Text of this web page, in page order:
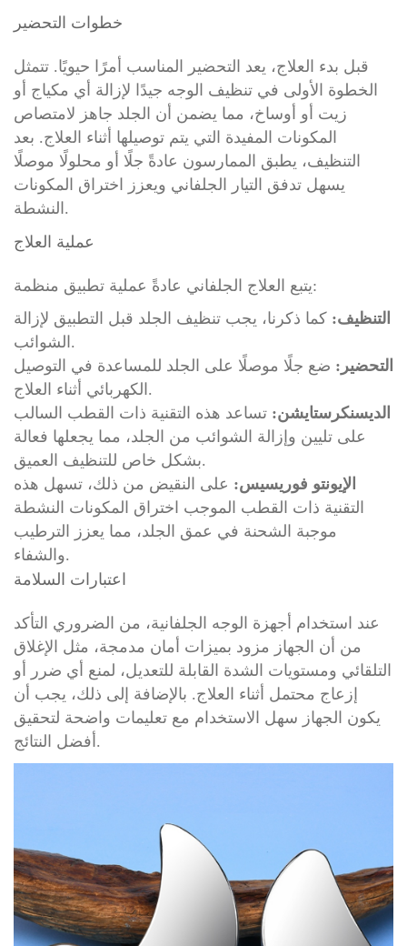
خطوات التحضير
قبل بدء العلاج، يعد التحضير المناسب أمرًا حيويًا. تتمثل
الخطوة الأولى في تنظيف الوجه جيدًا لإزالة أي مكياج أو
زيت أو أوساخ، مما يضمن أن الجلد جاهز لامتصاص
المكونات المفيدة التي يتم توصيلها أثناء العلاج. بعد
التنظيف، يطبق الممارسون عادةً جلًا أو محلولًا موصلًا
يسهل تدفق التيار الجلفاني ويعزز اختراق المكونات
النشطة.
عملية العلاج
يتبع العلاج الجلفاني عادةً عملية تطبيق منظمة:
التنظيف: كما ذكرنا، يجب تنظيف الجلد قبل التطبيق لإزالة
الشوائب.
التحضير: ضع جلًا موصلًا على الجلد للمساعدة في التوصيل
الكهربائي أثناء العلاج.
الديسنكرستايشن: تساعد هذه التقنية ذات القطب السالب
على تليين وإزالة الشوائب من الجلد، مما يجعلها فعالة
بشكل خاص للتنظيف العميق.
الإيونتو فوريسيس: على النقيض من ذلك، تسهل هذه
التقنية ذات القطب الموجب اختراق المكونات النشطة
موجبة الشحنة في عمق الجلد، مما يعزز الترطيب
والشفاء.
اعتبارات السلامة
عند استخدام أجهزة الوجه الجلفانية، من الضروري التأكد
من أن الجهاز مزود بميزات أمان مدمجة، مثل الإغلاق
التلقائي ومستويات الشدة القابلة للتعديل، لمنع أي ضرر أو
إزعاج محتمل أثناء العلاج. بالإضافة إلى ذلك، يجب أن
يكون الجهاز سهل الاستخدام مع تعليمات واضحة لتحقيق
أفضل النتائج.